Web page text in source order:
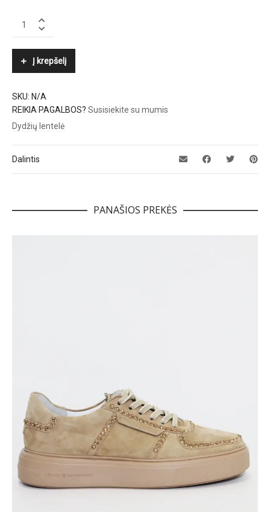
DOUCAL'S
quantity
Į krepšelį
SKU: N/A
REIKIA PAGALBOS? Susisiekite su mumis
Dydžių lentelė
Dalintis
PANAŠIOS PREKĖS